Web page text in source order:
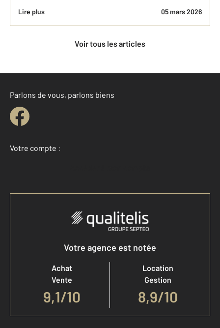
Lire plus 05 mars 2026
Voir tous les articles
Parlons de vous, parlons biens
Votre compte :
Accéder à mon compte
Votre agence est notée
Achat
Vente
9,1/10
Location
Gestion
8,9/10